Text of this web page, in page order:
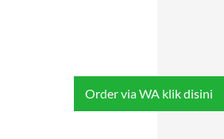
Order via WA klik disini